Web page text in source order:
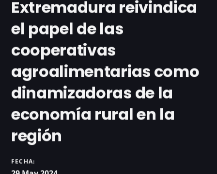
Extremadura reivindica
el papel de las
cooperativas
agroalimentarias como
dinamizadoras de la
economía rural en la
región
FECHA: